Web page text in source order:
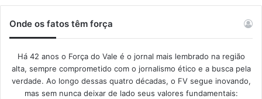
Onde os fatos têm força
Há 42 anos o Força do Vale é o jornal mais lembrado na região
alta, sempre comprometido com o jornalismo ético e a busca pela
verdade. Ao longo dessas quatro décadas, o FV segue inovando,
mas sem nunca deixar de lado seus valores fundamentais: